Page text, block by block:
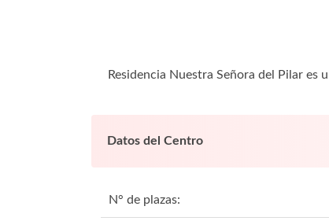
Residencia Nuestra Señora del Pilar
Datos del Centro
N° de plazas: